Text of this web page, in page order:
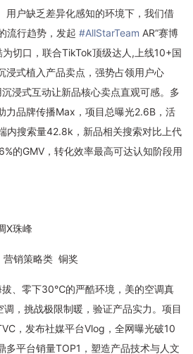
用户缺乏差异化感知的环境下，我们借
流行趋势，发起 #AllStarTeam AR“赛博
为切口，联合TikTok顶级达人,上线10+国
浸式植入产品卖点，强势占领用户心
浸式互动让新品核心卖点直观可感。多
力品牌传播Max，项目总曝光2.6B，活
内搜索量42.8k，新品相关搜索对比上代
的GMV，转化效率最高可达认知阶段用
X珠峰
销策略类 铜奖
、零下30℃的严酷环境，美的空调真
，挑战极限制暖，验证产品实力。项目
，发布社媒平台Vlog，全网曝光破10
多平台销量TOP1，塑造产品技术与人文